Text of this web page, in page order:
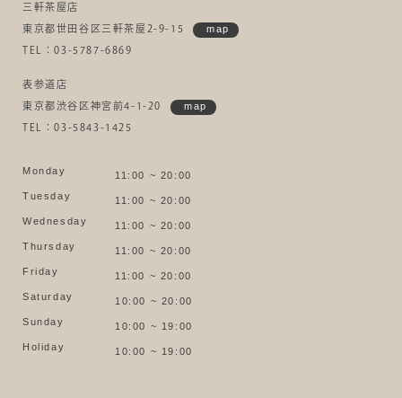
三軒茶屋店
東京都世田谷区三軒茶屋2-9-15 map
TEL：03-5787-6869
表参道店
東京都渋谷区神宮前4-1-20 map
TEL：03-5843-1425
Monday
11:00 ~ 20:00
Tuesday
11:00 ~ 20:00
Wednesday
11:00 ~ 20:00
Thursday
11:00 ~ 20:00
Friday
11:00 ~ 20:00
Saturday
10:00 ~ 20:00
Sunday
10:00 ~ 19:00
Holiday
10:00 ~ 19:00